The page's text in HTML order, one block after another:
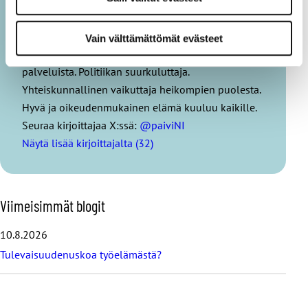
Vain välttämättömät evästeet
Päivi Niemi-Laine on JHL:n nykyinen
yhteiskuntasuhteiden johtaja.
Niemi-Laine haluaa pitää kiinni julkisrahoitteisista
palveluista. Politiikan suurkuluttaja.
Yhteiskunnallinen vaikuttaja heikompien puolesta.
Hyvä ja oikeudenmukainen elämä kuuluu kaikille.
Seuraa kirjoittajaa X:ssä: @paiviNI
Näytä lisää kirjoittajalta (32)
O
h
i
a
v
Viimeisimmät blogit
10.8.2026
Tulevaisuudenuskoa työelämästä?